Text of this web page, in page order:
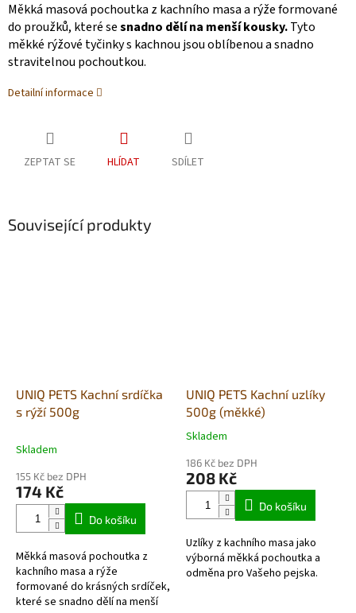
Měkká masová pochoutka z kachního masa a rýže formované
do proužků, které sesnadno dělí na menší kousky.Tyto
měkké rýžové tyčinky s kachnou jsou oblíbenou a snadno
stravitelnou pochoutkou.
Detailní informace
ZEPTAT SE HLÍDAT SDÍLET
Související produkty
UNIQ PETS Kachní srdíčka
s rýží 500g
Skladem
155 Kč bez DPH
174 Kč
Do košíku
Měkká masová pochoutka z
kachního masa a rýže
formované do krásných srdíček,
které se snadno dělí na menší
UNIQ PETS Kachní uzlíky
500g (měkké)
Průměrné
produktu
je
hvězdiček.
Skladem
186 Kč bez DPH
208 Kč
Do košíku
Uzlíky z kachního masa jako
výborná měkká pochoutka a
odměna pro Vašeho pejska.